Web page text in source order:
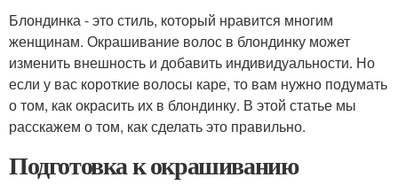
Блондинка - это стиль, который нравится многим
женщинам. Окрашивание волос в блондинку может
изменить внешность и добавить индивидуальности. Но
если у вас короткие волосы каре, то вам нужно подумать
о том, как окрасить их в блондинку. В этой статье мы
расскажем о том, как сделать это правильно.
Подготовка к окрашиванию